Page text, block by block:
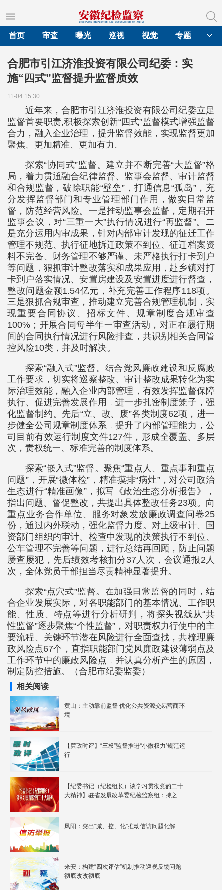
首页
审查 曝光 巡视 视觉 专题
合肥市引江济淮投资有限公司纪委：实
施“四式”监督提升监督质效
11-04 15:30
近年来，合肥市引江济淮投资有限公司纪委立足
监督首要职责,积极探索创新“四式”监督模式增强监督
合力，融入企业治理，提升监督效能，实现监督更加
聚焦、更加精准、更加有力。
探索“协同式”监督。建立并不断完善“大监督”格
局，着力贯通融合纪律监督、监事会监督、审计监督
和合规监督，破除职能“壁垒”，打通信息“孤岛”，充
分发挥监督部门和专业管理部门作用，做实日常监
督，防范经营风险。一是推动监事会监督，定期召开
监事会议，对“三重一大”执行情况进行“再监督”。二
是充分运用内审成果，针对内部审计发现的征迁工作
管理不规范、执行征地拆迁政策不到位、征迁档案资
料不完备、财务管理不够严谨、未严格执行打卡到户
等问题，狠抓审计整改落实和成果应用，赴乡镇对打
卡到户落实情况、安置房建设及安置进度进行督查，
整改问题金额1.54亿元，补充完善工作程序118项。
三是狠抓合规审查，推动建立完善合规管理机制，实
现重要合同协议、招标文件、规章制度合规审查
100%；开展合同每半年一审查活动，对正在履行期
间的合同执行情况进行风险排查，共识别相关合同管
控风险10类，并及时解决。
探索“融入式”监督。结合党风廉政建设和反腐败
工作要求，切实将巡察整改、审计整改成果转化为实
际治理效能，融入企业内部管理，有效发挥监督保障
执行、促进完善发展作用，进一步扎密制度笼子，强
化监督制约。先后“立、改、废”各类制度62项，进一
步健全公司规章制度体系，提升了内部管理能力，公
司目前有效运行制度文件127件，形成全覆盖、多层
次，责权统一、标准完善的制度体系。
探索“嵌入式”监督。聚焦“重点人、重点事和重点
问题”，开展“微体检”，精准摸排“病灶”，对公司政治
生态进行“精准画像”，拟写《政治生态分析报告》，
指出问题、督促整改，共提出具体整改任务23项。向
重点业务合作单位、服务对象发放廉政调查问卷25
份，通过内外联动，强化监督力度。对上级审计、国
资部门组织的审计、检查中发现的决策执行不到位、
公车管理不完善等问题，进行总结再回顾，防止问题
屡查屡犯，先后绩效考核扣分37人次，会议通报2人
次，全体党员干部担当尽责精神显著提升。
探索“点穴式”监督。在加强日常监督的同时，结
合企业发展实际，对各职能部门的基本情况、工作职
能、性质、特点等进行分析研判，将探头视线从“共
性监督”逐步聚焦“个性监督”，对职责权力行使中的主
要流程、关键环节潜在风险进行全面查找，共梳理廉
政风险点67个，直指职能部门党风廉政建设薄弱点及
工作环节中的廉政风险点，并认真分析产生的原因，
制定防控措施。（合肥市纪委监委）
相关阅读
黄山：主动靠前监督 优化公共资源交易营商环
境
【廉政时评】“三权”监督推进“小微权力”规范运
行
【纪委书记（纪检组长）谈学习贯彻党的二十
大精神】驻省发展改革委纪检监察组：持之以
凤阳：突出“减、控、化”推动信访问题化解
来安：构建“四次评估”机制推动巡视反馈问题
彻底改改彻底